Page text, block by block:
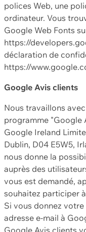
polices Web, une
ordinateur. Vous
Google Web Fonts
https://
déclaration de
https://
Google Avis clients
Nous travaillons
programme "Google
Google Ireland
Dublin, D04 E5W5,
nous donne la
auprès des
vous est demandé,
souhaitez participer
Si vous donnez
adresse e-mail à